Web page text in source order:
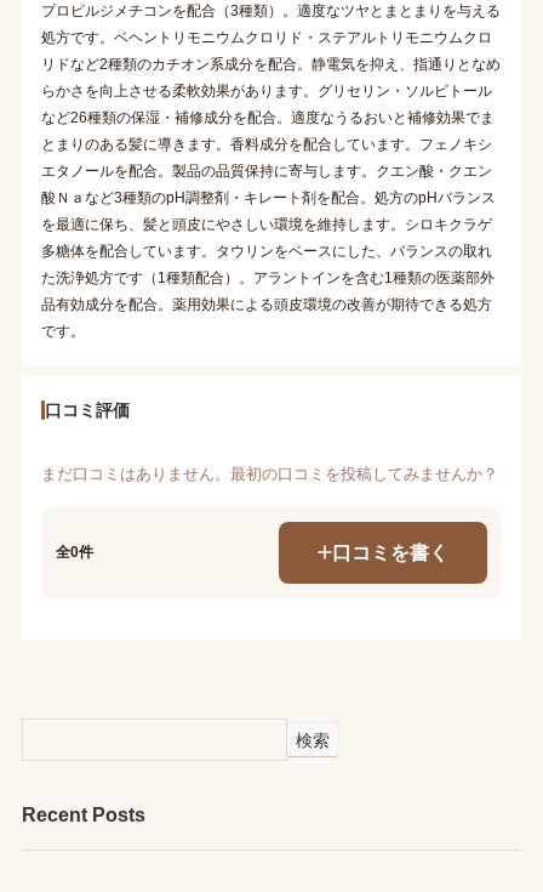
プロピルジメチコンを配合（3種類）。適度なツヤとまとまりを与える
処方です。ベヘントリモニウムクロリド・ステアルトリモニウムクロ
リドなど2種類のカチオン系成分を配合。静電気を抑え、指通りとなめ
らかさを向上させる柔軟効果があります。グリセリン・ソルビトール
など26種類の保湿・補修成分を配合。適度なうるおいと補修効果でま
とまりのある髪に導きます。香料成分を配合しています。フェノキシ
エタノールを配合。製品の品質保持に寄与します。クエン酸・クエン
酸Ｎａなど3種類のpH調整剤・キレート剤を配合。処方のpHバランス
を最適に保ち、髪と頭皮にやさしい環境を維持します。シロキクラゲ
多糖体を配合しています。タウリンをベースにした、バランスの取れ
た洗浄処方です（1種類配合）。アラントインを含む1種類の医薬部外
品有効成分を配合。薬用効果による頭皮環境の改善が期待できる処方
です。
口コミ評価
まだ口コミはありません。最初の口コミを投稿してみませんか？
全0件 口コミを書く
検索
Recent Posts